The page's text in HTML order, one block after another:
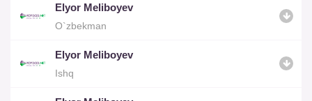
Elyor Meliboyev
O`zbekman
Elyor Meliboyev
Ishq